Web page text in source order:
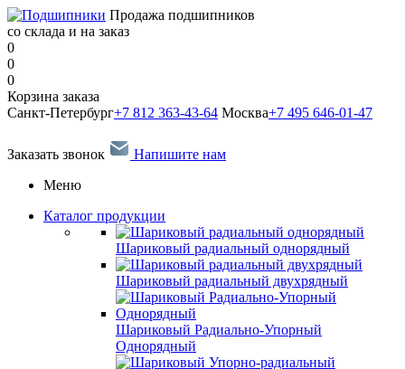
Продажа подшипников
со склада и на заказ
0
0
0
Корзина заказа
Санкт-Петербург+7 812 363-43-64 Москва+7 495 646-01-47
Заказать звонок
Напишите нам
Меню
Каталог продукции
Шариковый радиальный однорядный
Шариковый радиальный двухрядный
Шариковый Радиально-Упорный
Однорядный